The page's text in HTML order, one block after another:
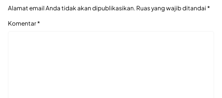
Alamat email Anda tidak akan dipublikasikan. Ruas yang wajib ditandai *
Komentar*